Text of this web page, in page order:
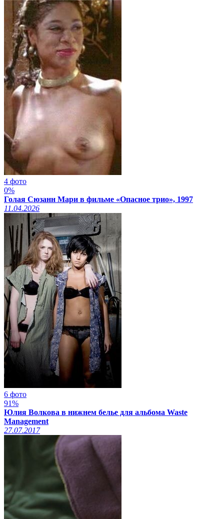
4 фото
0%
Голая Сюзанн Мари в фильме «Опасное трио», 1997
11.04.2026
6 фото
91%
Юлия Волкова в нижнем белье для альбома Waste
Management
27.07.2017